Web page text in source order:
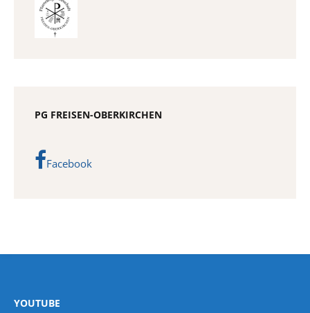
PG FREISEN-OBERKIRCHEN
Facebook
YOUTUBE